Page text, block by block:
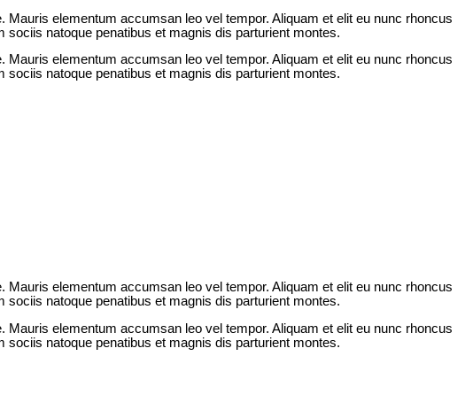
elementum accumsan leo vel tempor. Aliquam et elit eu nunc rhoncus
natoque penatibus et magnis dis parturient montes.
elementum accumsan leo vel tempor. Aliquam et elit eu nunc rhoncus
natoque penatibus et magnis dis parturient montes.
elementum accumsan leo vel tempor. Aliquam et elit eu nunc rhoncus
natoque penatibus et magnis dis parturient montes.
elementum accumsan leo vel tempor. Aliquam et elit eu nunc rhoncus
natoque penatibus et magnis dis parturient montes.